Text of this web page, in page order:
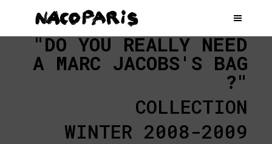
"DO YOU REALLY NEED
A MARC JACOBS'S BAG
?"
COLLECTION
WINTER 2008-2009